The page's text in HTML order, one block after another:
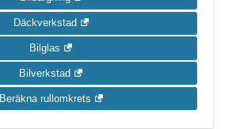
Däckverkstad
Bilglas
Bilverkstad
Beräkna rullomkrets